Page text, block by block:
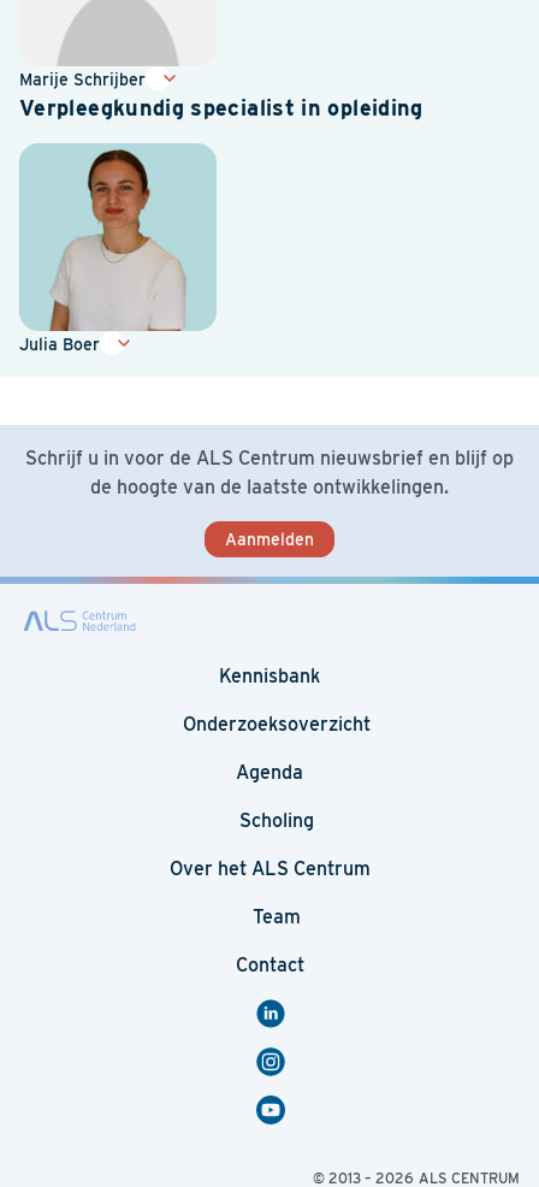
Marije Schrijber
Verpleegkundig specialist in opleiding
Julia Boer
Schrijf u in voor de ALS Centrum nieuwsbrief en blijf op
de hoogte van de laatste ontwikkelingen.
Aanmelden
Kennisbank
Onderzoeksoverzicht
Agenda
Scholing
Over het ALS Centrum
Team
Contact
© 2013 – 2026 ALS CENTRUM